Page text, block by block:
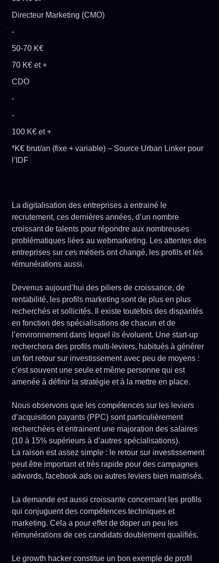
Directeur Marketing (CMO)
-
50-70 K€
70 K€ et +
CDO
-
-
100 K€ et +
*K€ brut/an (fixe + variable) – Source Urban Linker pour
l’IDF
La digitalisation des entreprises a entrainé le
recrutement, ces dernières années, d’un nombre
croissant de talents pour répondre aux nombreuses
problématiques liées au webmarketing. Les attentes des
entreprises sur ces métiers ont changé, les profils et les
rémunérations aussi.
Devenus aujourd’hui des piliers de croissance, de
rentabilité, les profils marketing sont de plus en plus
recherchés et sollicités. Il existe toutefois des disparités
en fonction des spécialisations de chacun et de
l’environnement dans lequel ils évoluent. Une start-up
recherchera des profils multi-leviers, habitués à générer
un fort retour sur investissement avec peu de moyens :
c’est souvent une seule et même personne qui est
amenée à définir la stratégie et à la mettre en place.
Nous observons que les compétences sur les leviers
d’acquisition payants (PPC) sont particulièrement
recherchées et entrainent une majoration des salaires
(10 à 15% supérieurs à d’autres spécialisations).
La raison est assez simple : le retour sur investissement
peut être important et très rapide pour des campagnes
adwords, facebook ads ou autres leviers bien maitrisés.
La demande est aussi croissante concernant les profils
qui conjuguent des compétences techniques et
marketing. Cela a pour effet de doper un peu les
rémunérations de ces candidats doublement qualifiés.
Le growth hacker constitue un bon exemple de profil